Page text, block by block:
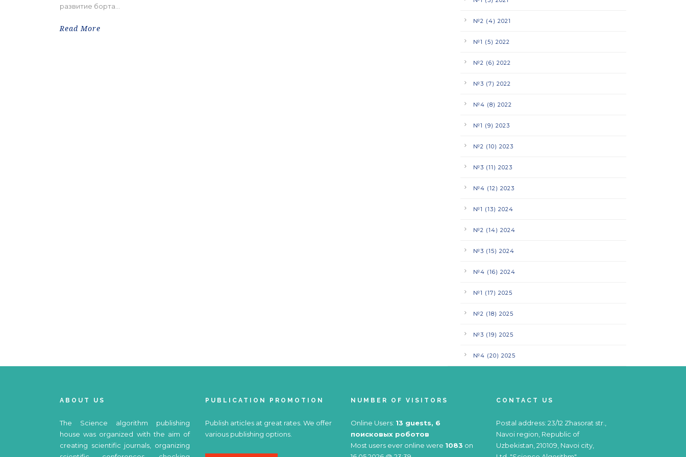
развитие борта...
Read More
№2 (4) 2021
№1 (5) 2022
№2 (6) 2022
№3 (7) 2022
№4 (8) 2022
№1 (9) 2023
№2 (10) 2023
№3 (11) 2023
№4 (12) 2023
№1 (13) 2024
№2 (14) 2024
№3 (15) 2024
№4 (16) 2024
№1 (17) 2025
№2 (18) 2025
№3 (19) 2025
№4 (20) 2025
ABOUT US
The Science algorithm publishing
house was organized with the aim of
creating scientific journals, organizing
PUBLICATION PROMOTION
Publish articles at great rates. We offer
various publishing options.
NUMBER OF VISITORS
Online Users: 13 guests, 6
поисковых роботов
Most users ever online were 1083 on
CONTACT US
Postal address: 23/12 Zhasorat str.,
Navoi region, Republic of
Uzbekistan, 210109, Navoi city,